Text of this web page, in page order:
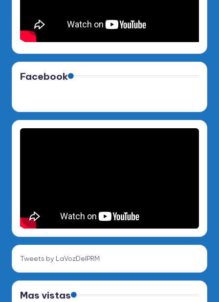
Facebook
Tweets by LaVozDelPRM
Mas vistas